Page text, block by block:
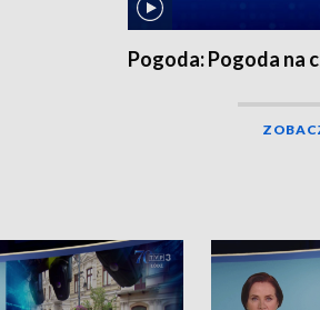
Pogoda: Pogoda na